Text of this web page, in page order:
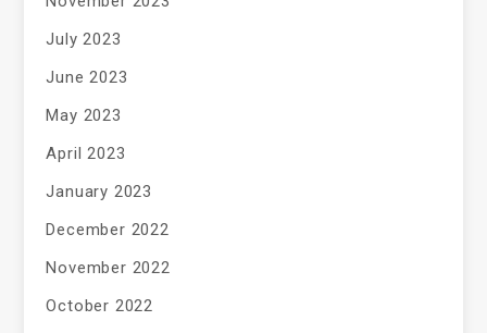
July 2023
June 2023
May 2023
April 2023
January 2023
December 2022
November 2022
October 2022